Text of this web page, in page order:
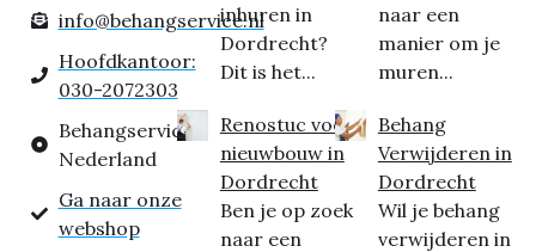
info@behangservice.nl
Hoofdkantoor:
030-2072303
Behangservice
Nederland
Ga naar onze
webshop
inhuren in
Dordrecht?
Dit is het...
Renostuc voor
nieuwbouw in
Dordrecht
Ben je op zoek
naar een
naar een
manier om je
muren...
Behang
Verwijderen in
Dordrecht
Wil je behang
verwijderen in